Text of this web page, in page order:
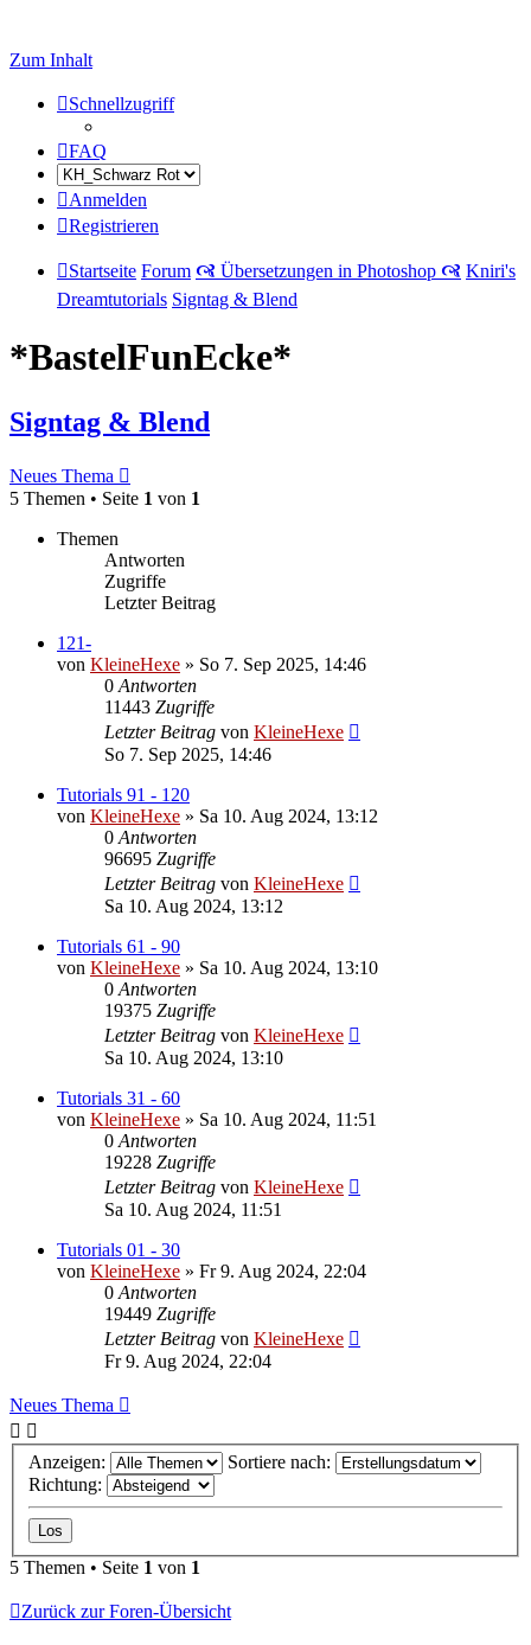
Zum Inhalt
Schnellzugriff
FAQ
Anmelden
Registrieren
Startseite Forum 🙧 Übersetzungen in Photoshop 🙧 Kniri's
Dreamtutorials Signtag & Blend
*BastelFunEcke*
Signtag & Blend
Neues Thema
5 Themen • Seite 1 von 1
Themen
Antworten
Zugriffe
Letzter Beitrag
121-
von KleineHexe » So 7. Sep 2025, 14:46
0 Antworten
11443 Zugriffe
Letzter Beitrag von KleineHexe
So 7. Sep 2025, 14:46
Tutorials 91 - 120
von KleineHexe » Sa 10. Aug 2024, 13:12
0 Antworten
96695 Zugriffe
Letzter Beitrag von KleineHexe
Sa 10. Aug 2024, 13:12
Tutorials 61 - 90
von KleineHexe » Sa 10. Aug 2024, 13:10
0 Antworten
19375 Zugriffe
Letzter Beitrag von KleineHexe
Sa 10. Aug 2024, 13:10
Tutorials 31 - 60
von KleineHexe » Sa 10. Aug 2024, 11:51
0 Antworten
19228 Zugriffe
Letzter Beitrag von KleineHexe
Sa 10. Aug 2024, 11:51
Tutorials 01 - 30
von KleineHexe » Fr 9. Aug 2024, 22:04
0 Antworten
19449 Zugriffe
Letzter Beitrag von KleineHexe
Fr 9. Aug 2024, 22:04
Neues Thema
Anzeigen:
Sortiere nach:
Richtung:
5 Themen • Seite 1 von 1
Zurück zur Foren-Übersicht